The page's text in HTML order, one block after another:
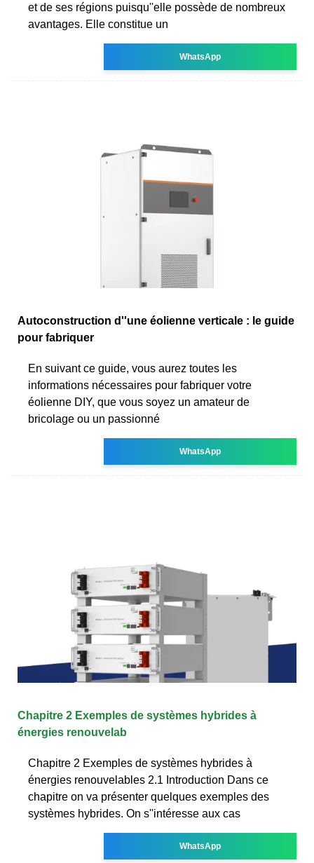
et de ses régions puisqu''elle possède de nombreux
avantages. Elle constitue un
WhatsApp
Autoconstruction d''une éolienne verticale : le guide
pour fabriquer
En suivant ce guide, vous aurez toutes les
informations nécessaires pour fabriquer votre
éolienne DIY, que vous soyez un amateur de
bricolage ou un passionné
WhatsApp
Chapitre 2 Exemples de systèmes hybrides à
énergies renouvelab
Chapitre 2 Exemples de systèmes hybrides à
énergies renouvelables 2.1 Introduction Dans ce
chapitre on va présenter quelques exemples des
systèmes hybrides. On s''intéresse aux cas
WhatsApp